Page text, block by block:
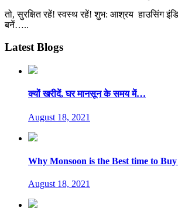
तो, सुरक्षित रहें! स्वस्थ रहें! शुभ: आश्रय हाउसिंग
बनें…..
Latest Blogs
क्यों खरीदें, घर मानसून के समय में…
August 18, 2021
Why Monsoon is the Best time to Buy
August 18, 2021